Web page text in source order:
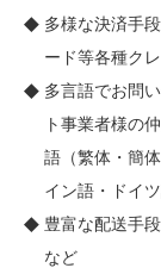
多様な決済手
ード等各種ク
多言語でお問
ト事業者様の
語（繁体・簡
イン語・ドイ
豊富な配送手
など